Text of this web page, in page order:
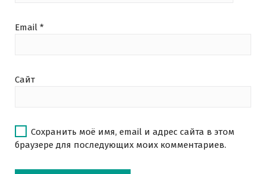
Email *
Сайт
Сохранить моё имя, email и адрес сайта в этом
браузере для последующих моих комментариев.